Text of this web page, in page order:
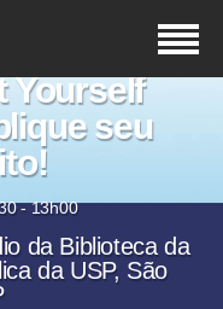
Yourself
seu
- 13h00
da Biblioteca da
da USP, São